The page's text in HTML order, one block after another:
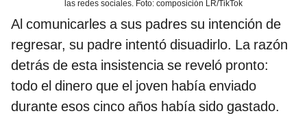
las redes sociales. Foto: composición LR/TikTok
Al comunicarles a sus padres su intención de
regresar, su padre intentó disuadirlo. La razón
detrás de esta insistencia se reveló pronto:
todo el dinero que el joven había enviado
durante esos cinco años había sido gastado.